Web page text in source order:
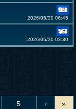
2026/05/30 06:45
2026/05/30 03:30
5 › »